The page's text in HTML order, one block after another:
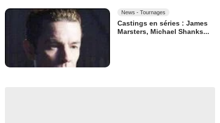
News - Tournages
Castings en séries : James
Marsters, Michael Shanks...